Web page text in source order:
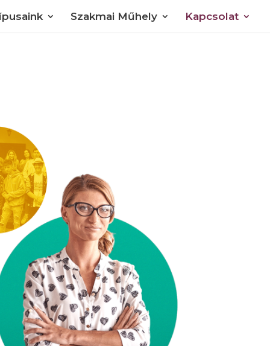
Szakmai Műhely Kapcsolat